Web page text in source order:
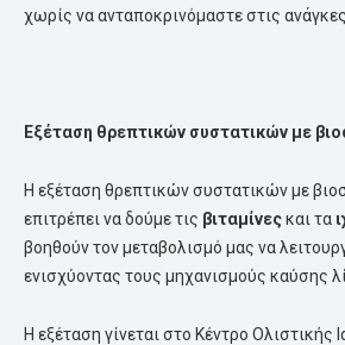
χωρίς να ανταποκρινόμαστε στις
Εξέταση θρεπτικών συστατικών με
Η εξέταση θρεπτικών συστατικών με
επιτρέπει να δούμε τις βιταμίνεςκαι τα
βοηθούν τον μεταβολισμό μας να
ενισχύοντας τους μηχανισμούς καύσης
Η εξέταση γίνεται στο Κέντρο Ολιστικής